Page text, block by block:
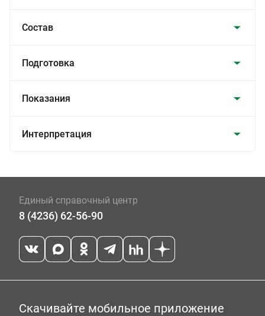
Состав
Подготовка
Показания
Интерпретация
Единый справочный центр
8 (4236) 62-56-90
Скачивайте мобильное приложение